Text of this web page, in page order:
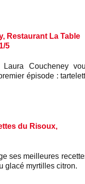
Restaurant La Table
5
Coucheney
épisode :
du Risoux,
ses meilleures
glacé myrtilles citron.